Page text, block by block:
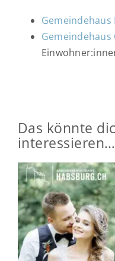
Das könnte
interessieren…